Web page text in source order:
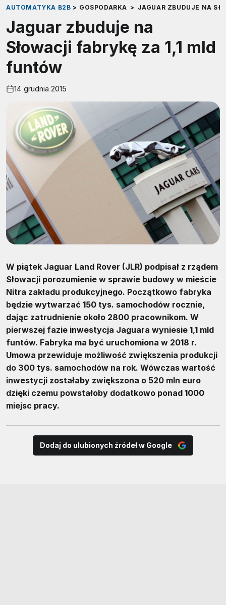
AUTOMATYKA B2B > GOSPODARKA > JAGUAR ZBUDUJE NA
Jaguar zbuduje na
Słowacji fabrykę za 1,1 mld
funtów
14 grudnia 2015
W piątek Jaguar Land Rover (JLR) podpisał z rządem
Słowacji porozumienie w sprawie budowy w mieście
Nitra zakładu produkcyjnego. Początkowo fabryka
będzie wytwarzać 150 tys. samochodów rocznie,
dając zatrudnienie około 2800 pracownikom. W
pierwszej fazie inwestycja Jaguara wyniesie 1,1 mld
funtów. Fabryka ma być uruchomiona w 2018 r.
Umowa przewiduje możliwość zwiększenia produkcji
do 300 tys. samochodów na rok. Wówczas wartość
inwestycji zostałaby zwiększona o 520 mln euro
dzięki czemu powstałoby dodatkowo ponad 1000
miejsc pracy.
Dodaj do ulubionych źródeł w Google